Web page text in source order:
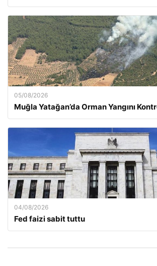
05/08/2026
Muğla Yatağan’da Orman Yangını
04/08/2026
Fed faizi sabit tuttu